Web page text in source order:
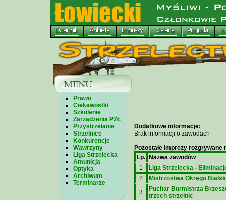
Prawo
Ciekawostki
Szkolenie
Zarządzenia PZŁ
Przystrzelanie
Strzelnice
Konkurencje
Wawrzyny
Liga Strzelecka
Amunicja
Optyka
Archiwum
Terminarze
Dodatkowe informacje:
Brak informacji o zawodach
Pozostałe imprezy rozgrywane
Lp.
Nazwa zawodów
1
Liga Strzelecka -
2
Mistrzostwa Okręgu
3
Puchar Burmistrza
trzech strzelnic